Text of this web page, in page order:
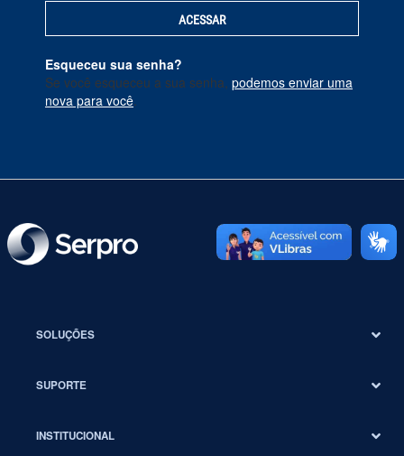
Esqueceu sua senha?
Se você esqueceu a sua senha, podemos enviar uma
nova para você
SOLUÇÕES
SUPORTE
INSTITUCIONAL